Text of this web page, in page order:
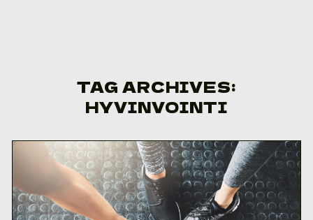
TAG ARCHIVES:
HYVINVOINTI